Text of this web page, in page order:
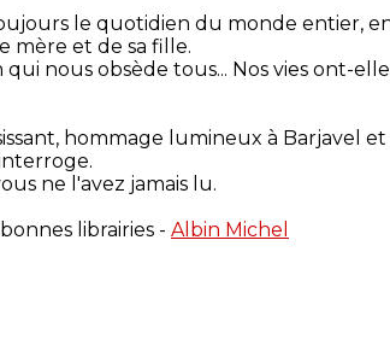
le quotidien du monde entier,
mère et de sa fille.
nous obsède tous... Nos vies ont-
hommage lumineux à Barjavel et
ne l'avez jamais lu.
librairies - Albin Michel